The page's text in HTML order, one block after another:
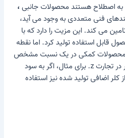
اصطلاح هستند محصولات جانبی ،
فنی متعددی به وجود می آید،
می کند. این مزیت را دارد که با
قابل استفاده تولید کرد. اما نقطه
محصولات کمکی در یک نسبت مشخص
با یکدیگر قرار دارند. بنابراین اگر در تجارت z. برای مثال، اگر به سود
کلر اضافی تولید شده نیز استفاده